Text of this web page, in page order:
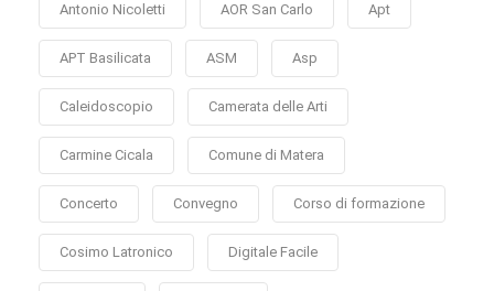
Antonio Nicoletti AOR San Carlo Apt
APT Basilicata ASM Asp
Caleidoscopio Camerata delle Arti
Carmine Cicala Comune di Matera
Concerto Convegno Corso di formazione
Cosimo Latronico Digitale Facile